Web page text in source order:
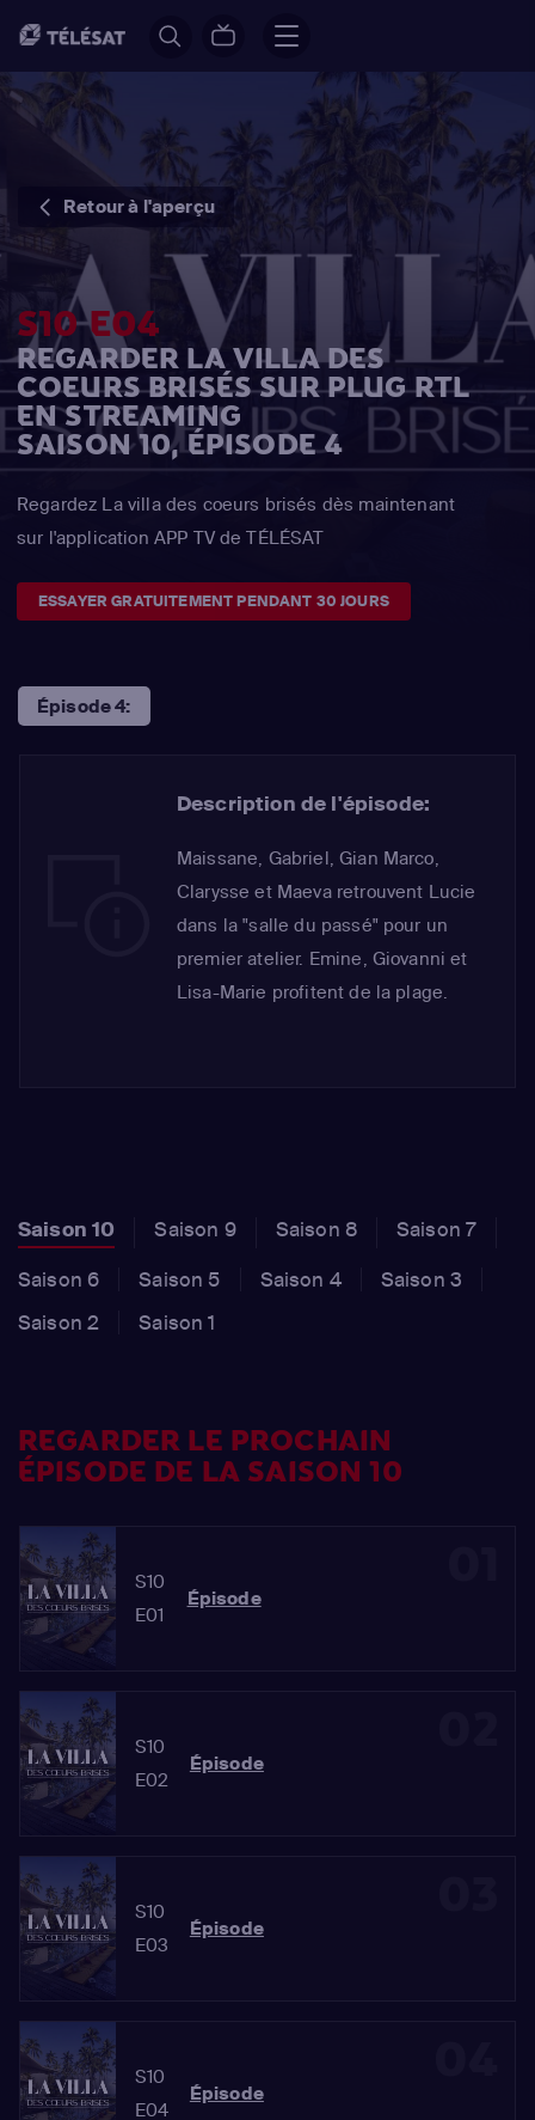
Retour à l'aperçu
S10 E04
REGARDER LA VILLA DES
COEURS BRISÉS SUR PLUG RTL
EN STREAMING
SAISON 10, ÉPISODE 4
Regardez La villa des coeurs brisés dès maintenant
sur l'application APP TV de TÉLÉSAT
ESSAYER GRATUITEMENT PENDANT 30 JOURS
Épisode 4:
Description de l'épisode:
Maissane, Gabriel, Gian Marco,
Clarysse et Maeva retrouvent Lucie
dans la "salle du passé" pour un
premier atelier. Emine, Giovanni et
Lisa-Marie profitent de la plage.
Saison 10 Saison 9 Saison 8
Saison 7
Saison 6
Saison 5 Saison 4
Saison 3
Saison 2
Saison 1
REGARDER LE PROCHAIN
ÉPISODE DE LA SAISON 10
S10
E01
Épisode
S10
E02
Épisode
S10
E03
Épisode
S10
E04
Épisode